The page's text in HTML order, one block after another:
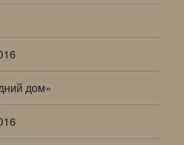
дом»